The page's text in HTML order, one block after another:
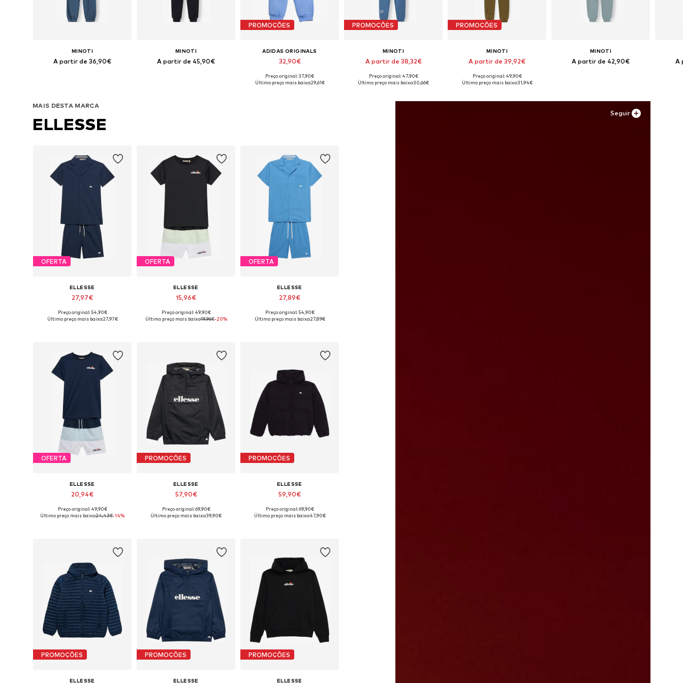
MINOTI
A partir de 36,90€
MINOTI
A partir de 45,90€
PROMOÇÕES
ADIDAS ORIGINALS
32,90€
Disponível em vários tamanhos
Preço original: 37,90€
Último preço mais baixo:29,61€
PROMOÇÕES
MINOTI
A partir de 38,32€
Disponível em vários tamanhos
Preço original: 47,90€
Último preço mais baixo:30,66€
PROMOÇÕES
MINOTI
A partir de 39,92€
Disponível em vários tamanhos
Preço original: 49,90€
Último preço mais baixo:31,94€
MINOTI
A partir de 42,90€ A
Seguir
MAIS DESTA MARCA
ELLESSE
OFERTA
ELLESSE
27,97€
Preço original: 54,90€
Último preço mais baixo:27,97€
OFERTA
ELLESSE
15,96€
Preço original: 49,90€
Último preço mais baixo:19,96€-20%
OFERTA
ELLESSE
27,89€
Preço original: 54,90€
Último preço mais baixo:27,89€
OFERTA
ELLESSE
20,94€
Preço original: 49,90€
Último preço mais baixo:24,43€-14%
PROMOÇÕES
ELLESSE
57,90€
Preço original: 69,90€
Último preço mais baixo:39,90€
PROMOÇÕES
ELLESSE
59,90€
Preço original: 69,90€
Último preço mais baixo:47,90€
PROMOÇÕES
ELLESSE
PROMOÇÕES
ELLESSE
PROMOÇÕES
ELLESSE